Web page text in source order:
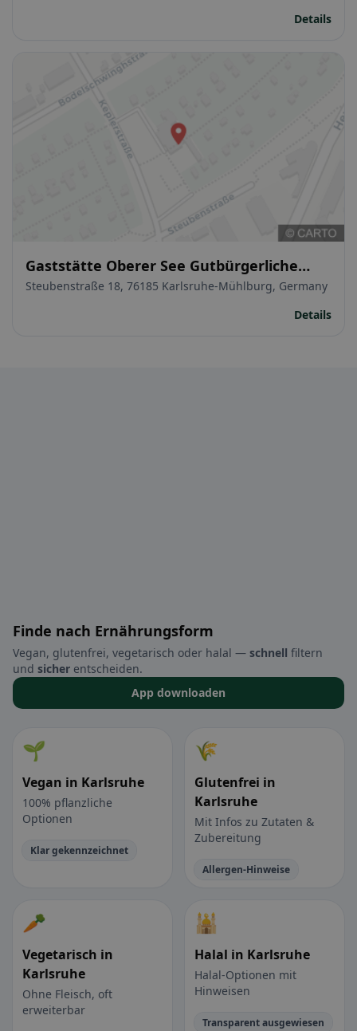
Details
Gaststätte Oberer See Gutbürgerliche
Kroatische Küche mit mediterran Touch
Steubenstraße 18, 76185 Karlsruhe-Mühlburg, Germany
Details
Finde nach Ernährungsform
Vegan, glutenfrei, vegetarisch oder halal — schnell filtern
und sicher entscheiden.
App downloaden
🌱
Vegan in Karlsruhe
100% pflanzliche
Optionen
Klar gekennzeichnet
🌾
Glutenfrei in
Karlsruhe
Mit Infos zu Zutaten &
Zubereitung
Allergen-Hinweise
🥕
Vegetarisch in
Karlsruhe
Ohne Fleisch, oft
erweiterbar
🕌
Halal in Karlsruhe
Halal-Optionen mit
Hinweisen
Transparent ausgewiesen